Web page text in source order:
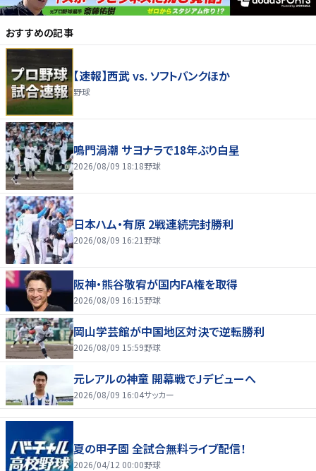
おすすめの記事
【速報】西武 vs. ソフトバンクほか
野球
鳴門渦潮 サヨナラで18年ぶり白星
2026/08/09 18:18野球
日本ハム・有原 2戦連続完封勝利
2026/08/09 16:21 野球
阪神・熊谷敬宥が国内FA権を取得
2026/08/09 16:15野球
岡山学芸館が中国地区対決で逆転勝利
2026/08/09 15:59野球
元レアルの神童 開幕戦でJデビューへ
2026/08/09 16:04サッカー
夏の甲子園 全試合無料ライブ配信！
2026/04/12 00:00野球